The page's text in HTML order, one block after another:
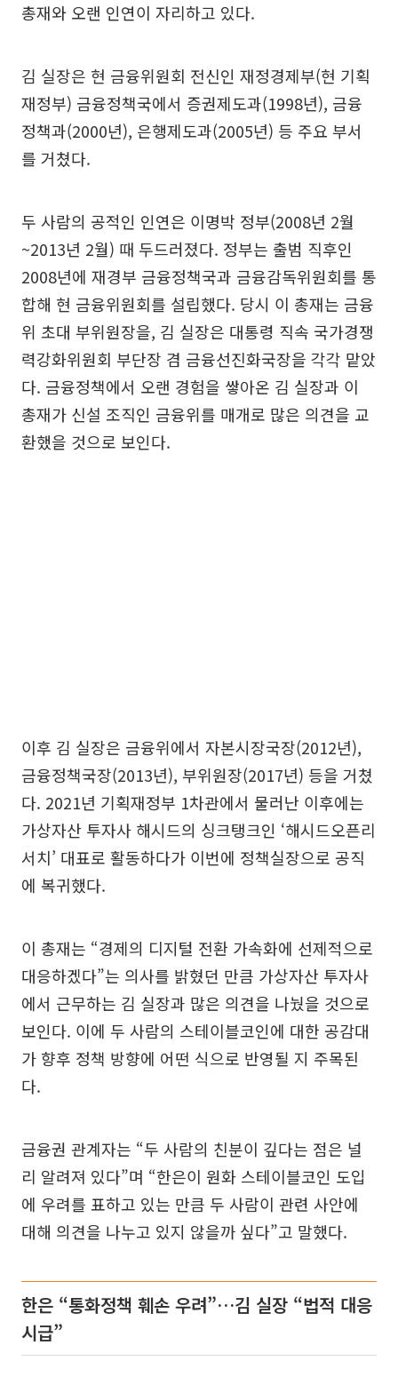
총재와 오랜 인연이 자리하고 있다.
김 실장은 현 금융위원회 전신인 재정경제부(현 기획
재정부) 금융정책국에서 증권제도과(1998년), 금융
정책과(2000년), 은행제도과(2005년) 등 주요 부서
를 거쳤다.
두 사람의 공적인 인연은 이명박 정부(2008년 2월
~2013년 2월) 때 두드러졌다. 정부는 출범 직후인
2008년에 재경부 금융정책국과 금융감독위원회를 통
합해 현 금융위원회를 설립했다. 당시 이 총재는 금융
위 초대 부위원장을, 김 실장은 대통령 직속 국가경쟁
력강화위원회 부단장 겸 금융선진화국장을 각각 맡았
다. 금융정책에서 오랜 경험을 쌓아온 김 실장과 이
총재가 신설 조직인 금융위를 매개로 많은 의견을 교
환했을 것으로 보인다.
이후 김 실장은 금융위에서 자본시장국장(2012년),
금융정책국장(2013년), 부위원장(2017년) 등을 거쳤
다. 2021년 기획재정부 1차관에서 물러난 이후에는
가상자산 투자사 해시드의 싱크탱크인 ‘해시드오픈리
서치’ 대표로 활동하다가 이번에 정책실장으로 공직
에 복귀했다.
이 총재는 “경제의 디지털 전환 가속화에 선제적으로
대응하겠다”는 의사를 밝혔던 만큼 가상자산 투자사
에서 근무하는 김 실장과 많은 의견을 나눴을 것으로
보인다. 이에 두 사람의 스테이블코인에 대한 공감대
가 향후 정책 방향에 어떤 식으로 반영될 지 주목된
다.
금융권 관계자는 “두 사람의 친분이 깊다는 점은 널
리 알려져 있다”며 “한은이 원화 스테이블코인 도입
에 우려를 표하고 있는 만큼 두 사람이 관련 사안에
대해 의견을 나누고 있지 않을까 싶다”고 말했다.
한은 “통화정책 훼손 우려”…김 실장 “법적 대응
시급”